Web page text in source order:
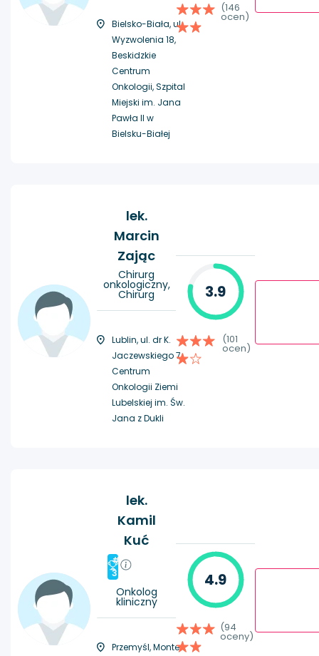
Bielsko-Biała, ul.
Wyzwolenia 18,
Beskidzkie
Centrum
Onkologii, Szpital
Miejski im. Jana
Pawła II w
Bielsku-Białej
(146
ocen)
lek.
Marcin
Zając
Chirurg
onkologiczny,
Chirurg
Lublin, ul. dr K.
Jaczewskiego 7,
Centrum
Onkologii Ziemi
Lubelskiej im. Św.
Jana z Dukli
3.9
(101
ocen)
lek.
Kamil
Kuć
#
3
Onkolog
kliniczny
Przemyśl, Monte
4.9
(94
oceny)